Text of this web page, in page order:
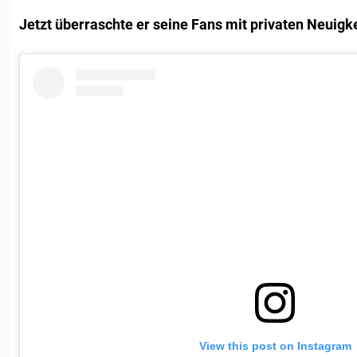
Jetzt überraschte er seine Fans mit privaten
View this post on Instagram